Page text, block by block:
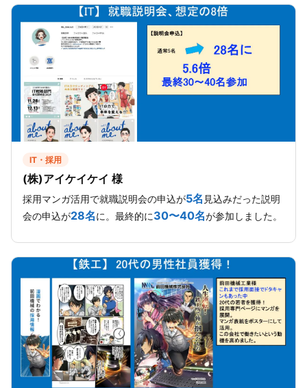
IT・採用
(株)アイケイケイ 様
採用マンガ活用で就職説明会の申込が5名 見込みだった説明
会の申込が28名に。最終的に30〜40名が参加しました。